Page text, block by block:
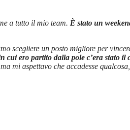
a tutto il mio team. È stato un
scegliere un posto migliore per
cui ero partito dalla pole c’era stato il
mi aspettavo che accadesse